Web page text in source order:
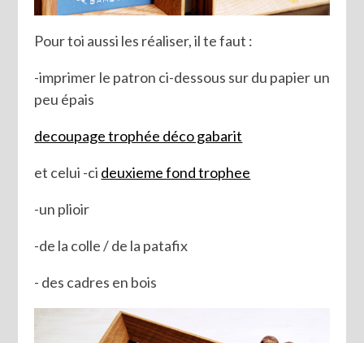
Pour toi aussi les réaliser, il te faut :
-imprimer le patron ci-dessous sur du papier un
peu épais
decoupage trophée déco gabarit
et celui -ci deuxieme fond trophee
-un plioir
-de la colle / de la patafix
- des cadres en bois